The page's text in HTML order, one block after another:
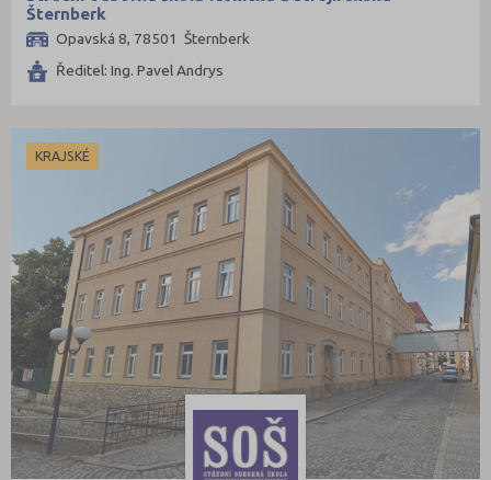
Šternberk
Opavská 8, 78501 Šternberk
Ředitel: Ing. Pavel Andrys
KRAJSKÉ